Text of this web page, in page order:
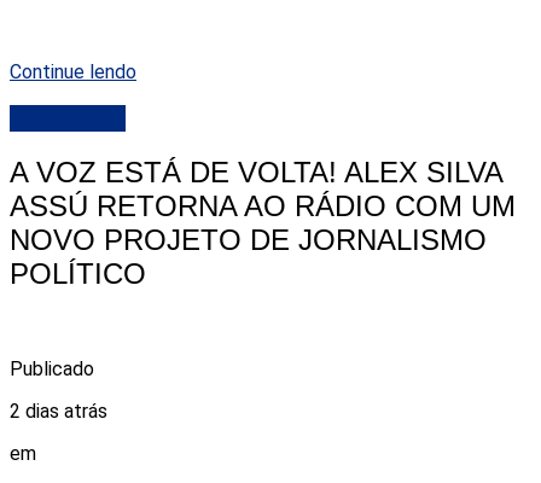
Continue lendo
A VOZ ESTÁ DE VOLTA! ALEX SILVA
ASSÚ RETORNA AO RÁDIO COM UM
NOVO PROJETO DE JORNALISMO
POLÍTICO
Publicado
2 dias atrás
em